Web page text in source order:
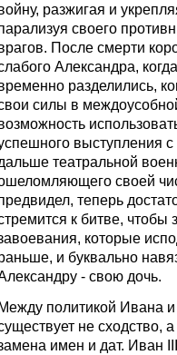
разжигая и
своего
После смерти
Александра,
разделились,
силы в
выступления
театральной
своей
теперь
к битве, чтобы
которые
и буквально
- свою дочь.
Между политикой Ивана
не сходство,
имен и дат. Иван